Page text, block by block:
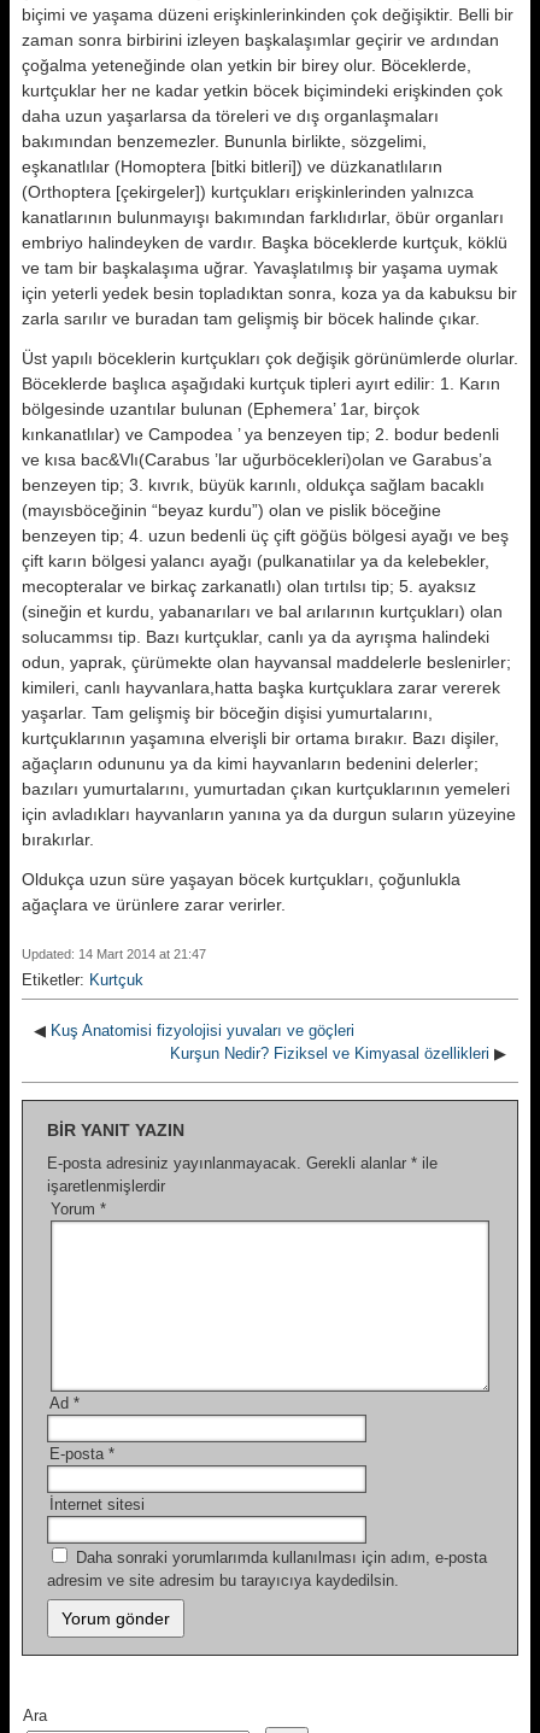
biçimi ve yaşama düzeni erişkinlerinkinden çok değişiktir. Belli bir
za­man sonra birbirini izleyen başkala­şımlar geçirir ve ardından
çoğalma yeteneğinde olan yetkin bir birey olur. Böceklerde,
kurtçuklar her ne kadar yetkin böcek biçimindeki erişkinden çok
daha uzun yaşarlarsa da töreleri ve dış organlaşmaları
bakımından benzemezler. Bununla birlikte, sözge­limi,
eşkanatlılar (Homoptera [bitki bitleri]) ve düzkanatlıların
(Orthoptera [çekirgeler]) kurtçukları erişkinle­rinden yalnızca
kanatlarının bulun­mayışı bakımından farklıdırlar, öbür organları
embriyo halindeyken de var­dır. Başka böceklerde kurtçuk, köklü
ve tam bir başkalaşıma uğrar. Yavaşlatılmış bir yaşama uymak
için yeter­li yedek besin topladıktan sonra, ko­za ya da kabuksu bir
zarla sarılır ve buradan tam gelişmiş bir böcek halin­de çıkar.
Üst yapılı böceklerin kurtçukları çok değişik görünümlerde olurlar.
Böcek­lerde başlıca aşağıdaki kurtçuk tipleri ayırt edilir: 1. Karın
bölgesinde uzan­tılar bulunan (Ephemera’ 1ar, birçok
kınkanatlılar) ve Campodea ’ ya ben­zeyen tip; 2. bodur bedenli
ve kısa bac&Vlı(Carabus ’lar uğurböcekleri)olan ve Garabus’a
benzeyen tip; 3. kıvrık, büyük karınlı, oldukça sağlam bacaklı
(mayısböceğinin “beyaz kurdu”) olan ve pislik böceğine
benzeyen tip; 4. uzun bedenli üç çift göğüs bölgesi aya­ğı ve beş
çift karın bölgesi yalancı ayağı (pulkanatiılar ya da kelebekler,
mecopteralar ve birkaç zarkanatlı) olan tırtılsı tip; 5. ayaksız
(sineğin et kurdu, yabanarıları ve bal arılarının kurtçukları) olan
solucammsı tip. Bazı kurtçuklar, canlı ya da ayrışma halindeki
odun, yaprak, çürümekte olan hayvansal maddelerle beslenir­ler;
kimileri, canlı hayvanlara,hatta başka kurtçuklara zarar vererek
ya­şarlar. Tam gelişmiş bir böceğin dişi­si yumurtalarını,
kurtçuklarının yaşa­mına elverişli bir ortama bırakır. Ba­zı dişiler,
ağaçların odununu ya da kimi hayvanların bedenini delerler;
bazıları yumurtalarını, yumurtadan çıkan kurtçuklarının yemeleri
için av­ladıkları hayvanların yanına ya da durgun suların yüzeyine
bırakır­lar.
Oldukça uzun süre yaşayan böcek kurtçukları, çoğunlukla
ağaçlara ve ürünlere zarar verirler.
Updated: 14 Mart 2014 at 21:47
Etiketler: Kurtçuk
◀ Kuş Anatomisi fizyolojisi yuvaları ve göçleri
Kurşun Nedir? Fiziksel ve Kimyasal özellikleri ▶
BIR YANIT YAZIN
E-posta adresiniz yayınlanmayacak. Gerekli alanlar * ile
işaretlenmişlerdir
Yorum *
Ad *
E-posta *
İnternet sitesi
Daha sonraki yorumlarımda kullanılması için adım, e-posta
adresim ve site adresim bu tarayıcıya kaydedilsin.
Ara